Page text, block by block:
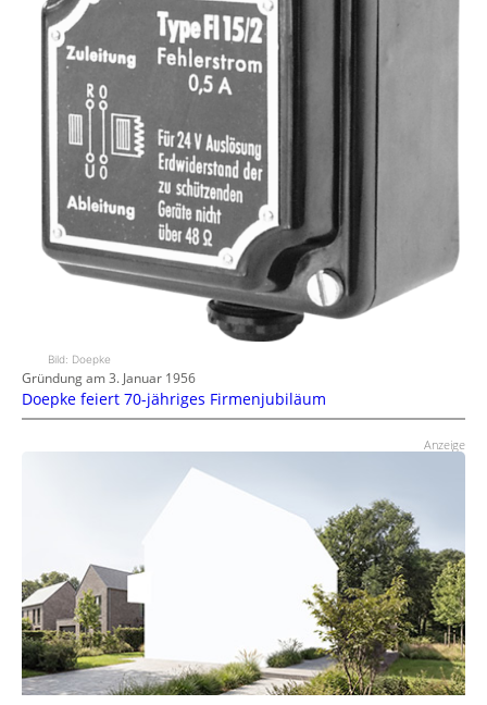
Bild: Doepke
Gründung am 3. Januar 1956
Doepke feiert 70-jähriges Firmenjubiläum
Anzeige